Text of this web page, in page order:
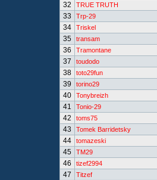
32
TRUE TRUTH
33
Trp-29
34
Triskel
35
transam
36
Tramontane
37
toudodo
38
toto29fun
39
torino29
40
Tonybreizh
41
Tonio-29
42
toms75
43
Tomek Barridetsky
44
tomazeski
45
TM29
46
tizef2994
47
Titzef